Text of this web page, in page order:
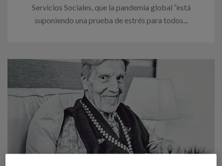
Servicios Sociales, que la pandemia global “está
suponiendo una prueba de estrés para todos...